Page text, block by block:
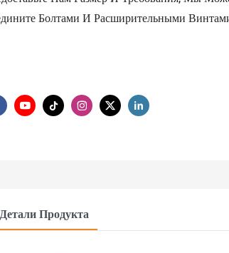
Болтами И Расширительными
Детали Продукта